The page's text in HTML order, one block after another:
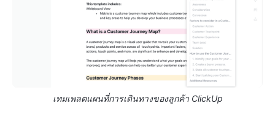
เทมเพลตแผนที่การเดินทางของลูกค้า ClickUp